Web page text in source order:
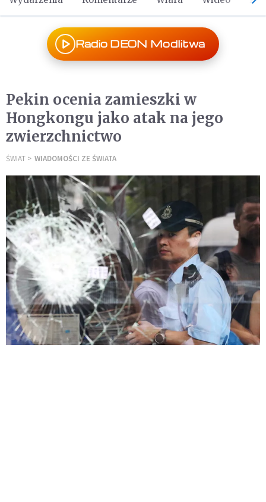
Radio DEON Modlitwa
Pekin ocenia zamieszki w
Hongkongu jako atak na jego
zwierzchnictwo
ŚWIAT WIADOMOŚCI ZE ŚWIATA